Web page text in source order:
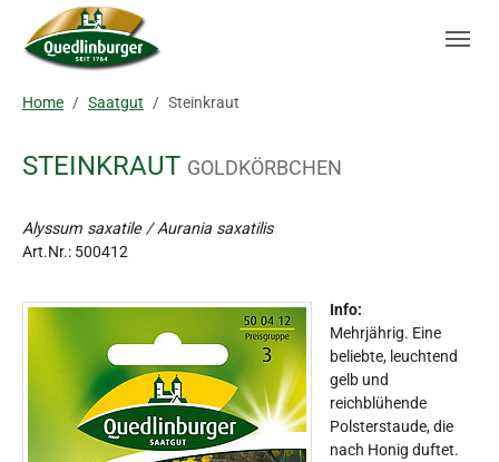
Skip to main navigation
Zum Hauptinhalt springen
Skip to page footer
Home Saatgut Steinkraut
STEINKRAUT GOLDKÖRBCHEN
Alyssum saxatile / Aurania saxatilis
Art.Nr.: 500412
Info:
Mehrjährig. Eine
beliebte, leuchtend
gelb und
reichblühende
Polsterstaude, die
nach Honig duftet.